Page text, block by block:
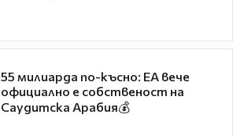
55 милиарда по-късно: EA вече
официално е собственост на
Саудитска Арабия💰